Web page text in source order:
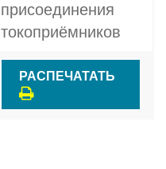
присоединения
токоприёмников
РАСПЕЧАТАТЬ